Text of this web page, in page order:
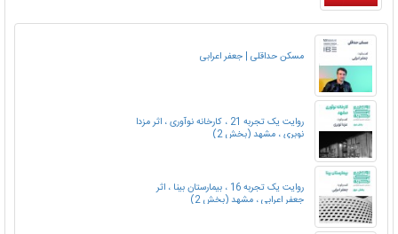
مسکن حداقلی | جعفر اعرابی
روایت یک تجربه 21 ، کارخانه نوآوری ، اثر مزدا
نوبری ، مشهد (بخش 2)
روایت یک تجربه 16 ، بیمارستان بینا ، اثر
جعفر اعرابی ، مشهد (بخش 2)